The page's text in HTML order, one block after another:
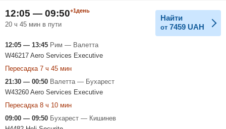
12:05 — 09:50+1день
20 ч 45 мин в пути
Найти
от 7459 UAH
12:05 — 13:45 Рим — Валетта
W46217 Aero Services Executive
Пересадка 7 ч 45 мин
21:30 — 00:50 Валетта — Бухарест
W43260 Aero Services Executive
Пересадка 8 ч 10 мин
09:00 — 09:50 Бухарест — Кишинев